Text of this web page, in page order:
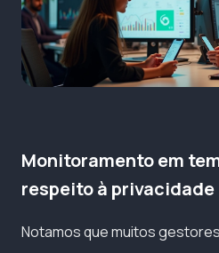
Monitoramento em
respeito à privacidade
Notamos que muitos